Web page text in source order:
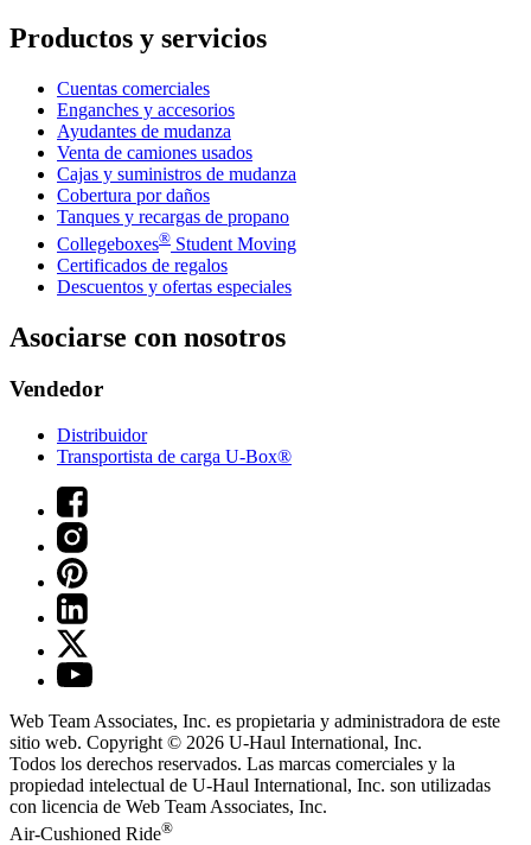
Productos y servicios
Cuentas comerciales
Enganches y accesorios
Ayudantes de mudanza
Venta de camiones usados
Cajas y suministros de mudanza
Cobertura por daños
Tanques y recargas de propano
Collegeboxes® Student Moving
Certificados de regalos
Descuentos y ofertas especiales
Asociarse con nosotros
Vendedor
Distribuidor
Transportista de carga U-Box®
Web Team Associates, Inc. es propietaria y administradora de este
sitio web. Copyright © 2026 U-Haul International, Inc.
Todos los derechos reservados. Las marcas comerciales y la
propiedad intelectual de U-Haul International, Inc. son utilizadas
con licencia de Web Team Associates, Inc.
Air-Cushioned Ride®